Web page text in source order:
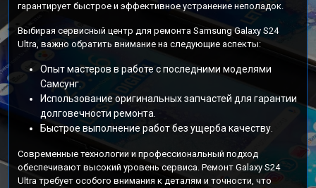
гарантирует быстрое и эффективное устранение неполадок.
Выбирая сервисный центр для ремонта Samsung Galaxy S24
Ultra, важно обратить внимание на следующие аспекты:
Опыт мастеров в работе с последними моделями
Самсунг.
Использование оригинальных запчастей для гарантии
долговечности ремонта.
Быстрое выполнение работ без ущерба качеству.
Современные технологии и профессиональный подход
обеспечивают высокий уровень сервиса. Ремонт Galaxy S24
Ultra требует особого внимания к деталям и точности, что